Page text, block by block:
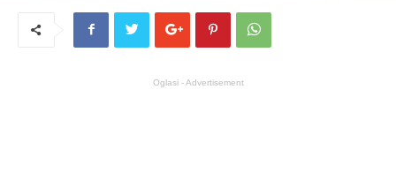
Oglasi - Advertisement